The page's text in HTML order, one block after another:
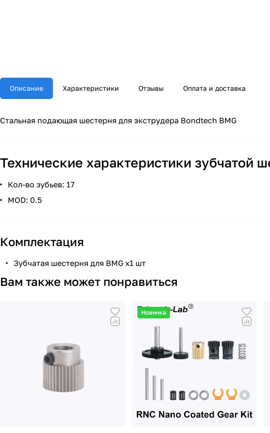
Описание Характеристики Отзывы Оплата и доставка
Стальная подающая шестерня для экструдера Bondtech BMG
Технические характеристики зубчатой
Кол-во зубьев: 17
MOD: 0.5
Комплектация
Зубчатая шестерня для BMG х1 шт
Вам также может понравиться
Новинка